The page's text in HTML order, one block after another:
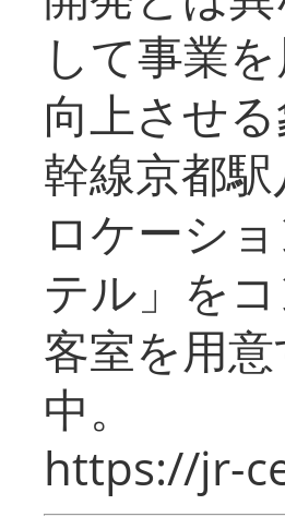
して事業
向上させ
幹線京都
ロケーシ
テル」を
客室を用
中。
https://jr-